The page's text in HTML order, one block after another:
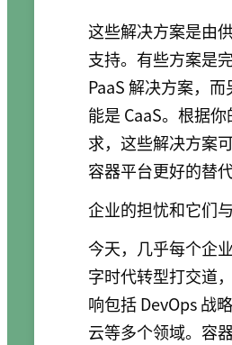
这些解决方案是由
支持。有些方案是
PaaS 解决方案，
能是 CaaS。根据
求，这些解决方案
容器平台更好的替代
企业的担忧和它们
今天，几乎每个企
字时代转型打交道
响包括 DevOps 战
云等多个领域。容